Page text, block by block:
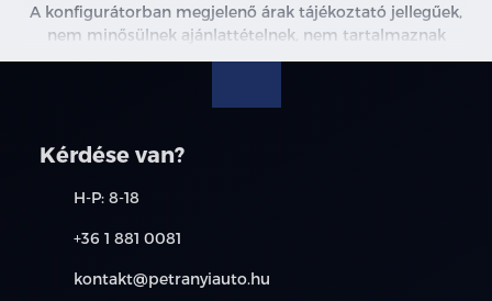
A konfigurátorban megjelenő árak tájékoztató jellegűek,
nem minősülnek ajánlattételnek, nem tartalmaznak
kedvezményeket. A képek csak illusztrációk. További
kapcsolatot.
Kérdése van?
H-P: 8-18
+36 1 881 0081
kontakt@petranyiauto.hu